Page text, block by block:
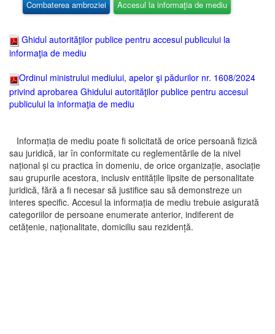
Combaterea ambroziei
Accesul la informaţia de mediu
Ghidul autorităţilor publice pentru accesul publicului la
informaţia de mediu
Ordinul ministrului mediului, apelor şi pădurilor nr. 1608/2024
privind aprobarea Ghidului autorităţilor publice pentru accesul
publicului la informaţia de mediu
Informația de mediu poate fi solicitată de orice persoană fizică
sau juridică, iar în conformitate cu reglementările de la nivel
național și cu practica în domeniu, de orice organizație, asociație
sau grupurile acestora, inclusiv entitățile lipsite de personalitate
juridică, fără a fi necesar să justifice sau să demonstreze un
interes specific. Accesul la informația de mediu trebuie asigurată
categoriilor de persoane enumerate anterior, indiferent de
cetățenie, naționalitate, domiciliu sau rezidență.